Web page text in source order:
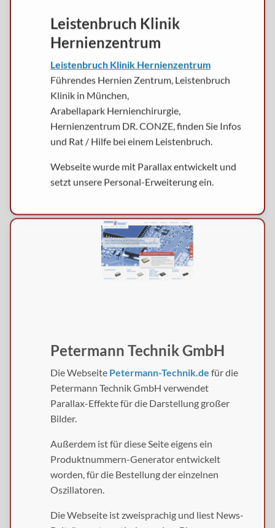
Leistenbruch Klinik
Hernienzentrum
Leistenbruch Klinik Hernienzentrum
Führendes Hernien Zentrum, Leistenbruch
Klinik in München,
Arabellapark Hernienchirurgie,
Hernienzentrum DR. CONZE, finden Sie Infos
und Rat / Hilfe bei einem Leistenbruch.
Webseite wurde mit Parallax entwickelt und
setzt unsere Personal-Erweiterung ein.
Petermann Technik GmbH
Die Webseite Petermann-Technik.de für die
Petermann Technik GmbH verwendet
Parallax-Effekte für die Darstellung großer
Bilder.
Außerdem ist für diese Seite eigens ein
Produktnummern-Generator entwickelt
worden, für die Bestellung der einzelnen
Oszillatoren.
Die Webseite ist zweisprachig und liest News-